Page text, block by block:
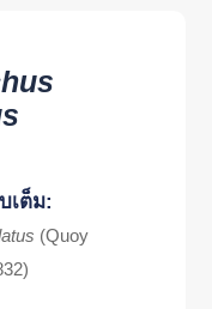
เต็ม:
(Quoy